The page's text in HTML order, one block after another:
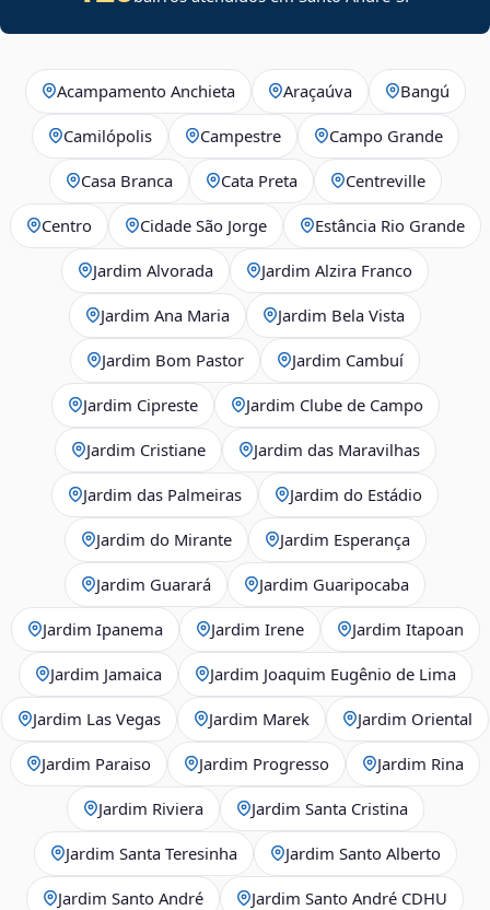
Acampamento Anchieta Araçaúva Bangú
Camilópolis Campestre Campo Grande
Casa Branca Cata Preta Centreville
Centro Cidade São Jorge Estância Rio Grande
Jardim Alvorada Jardim Alzira Franco
Jardim Ana Maria Jardim Bela Vista
Jardim Bom Pastor Jardim Cambuí
Jardim Cipreste Jardim Clube de Campo
Jardim Cristiane Jardim das Maravilhas
Jardim das Palmeiras Jardim do Estádio
Jardim do Mirante Jardim Esperança
Jardim Guarará Jardim Guaripocaba
Jardim Ipanema Jardim Irene Jardim Itapoan
Jardim Jamaica Jardim Joaquim Eugênio de Lima
Jardim Las Vegas Jardim Marek Jardim Oriental
Jardim Paraiso Jardim Progresso Jardim Rina
Jardim Riviera Jardim Santa Cristina
Jardim Santa Teresinha Jardim Santo Alberto
Jardim Santo André Jardim Santo André CDHU